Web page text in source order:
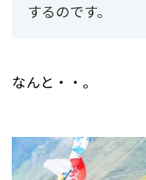
するのです。
なんと・・。